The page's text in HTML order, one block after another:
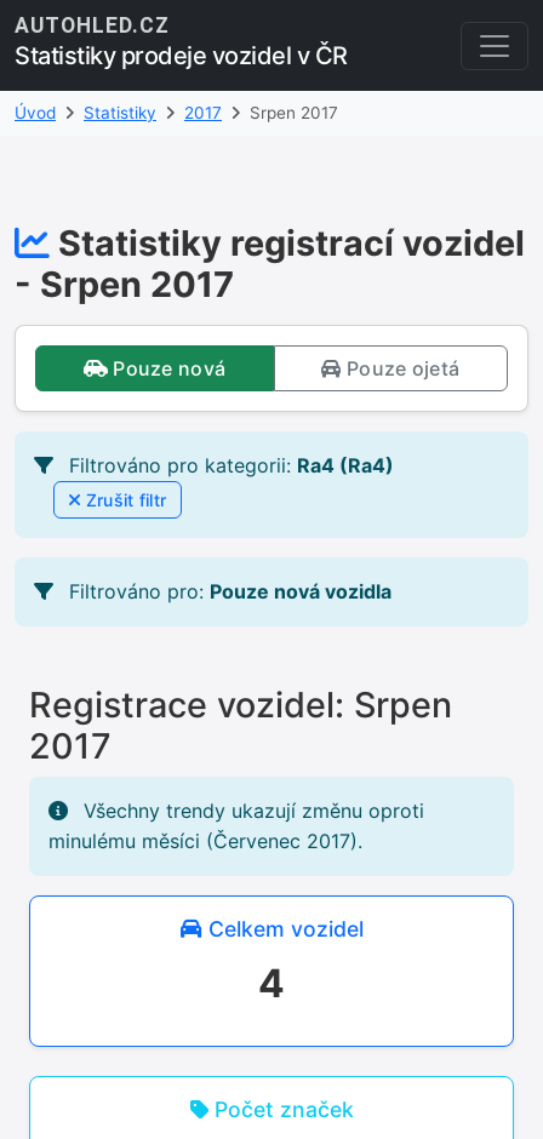
AUTOHLED.CZ
Statistiky prodeje vozidel v ČR
Úvod Statistiky 2017 Srpen 2017
Statistiky registrací vozidel
- Srpen 2017
Pouze nová Pouze ojetá
Filtrováno pro kategorii: Ra4 (Ra4)
Zrušit filtr
Filtrováno pro: Pouze nová vozidla
Registrace vozidel: Srpen
2017
Všechny trendy ukazují změnu oproti
minulému měsíci (Červenec 2017).
Celkem vozidel
4
Počet značek